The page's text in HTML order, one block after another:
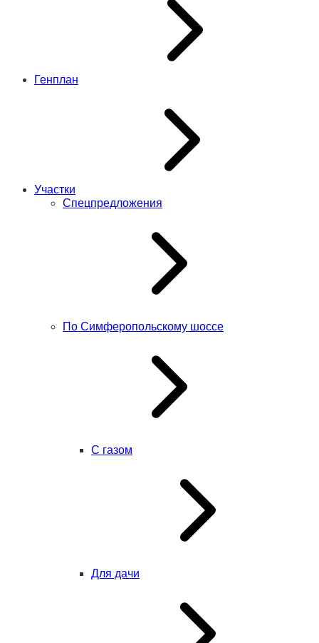
Генплан
Участки
Спецпредложения
По Симферопольскому шоссе
С газом
Для дачи